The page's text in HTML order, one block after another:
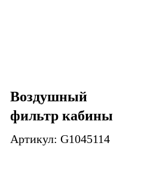
Воздушный
фильтр кабины
Артикул: G1045114